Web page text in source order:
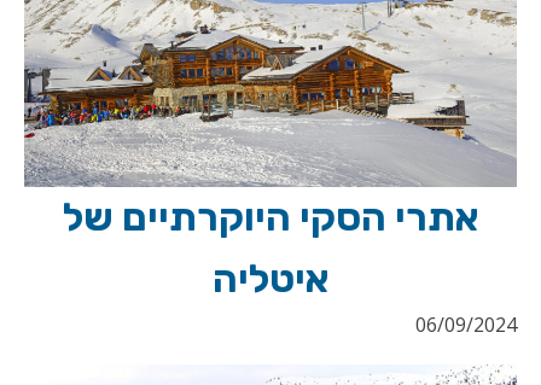
אתרי הסקי היוקרתיים של
איטליה
06/09/2024